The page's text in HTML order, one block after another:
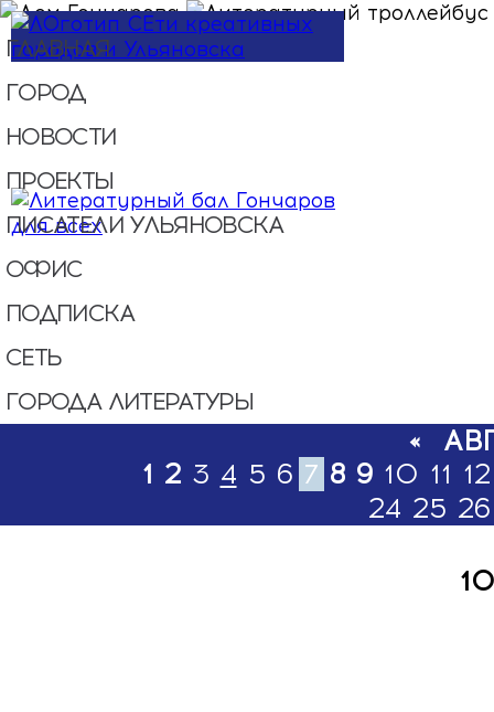
Перейти к основному содержанию
ГЛАВНАЯ
ГОРОД
НОВОСТИ
ПРОЕКТЫ
ПИСАТЕЛИ УЛЬЯНОВСКА
ОФИС
ПОДПИСКА
СЕТЬ
ГОРОДА ЛИТЕРАТУРЫ
«
1 2 3 4 5 6 7 8 9 10 11 12
24 25 26